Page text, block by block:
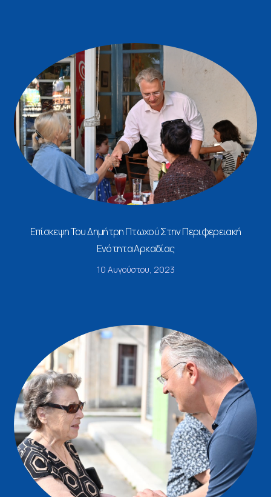
Επίσκεψη Του Δημήτρη Πτωχού Στην Περιφερειακή
Ενότητα Αρκαδίας
10 Αυγούστου, 2023